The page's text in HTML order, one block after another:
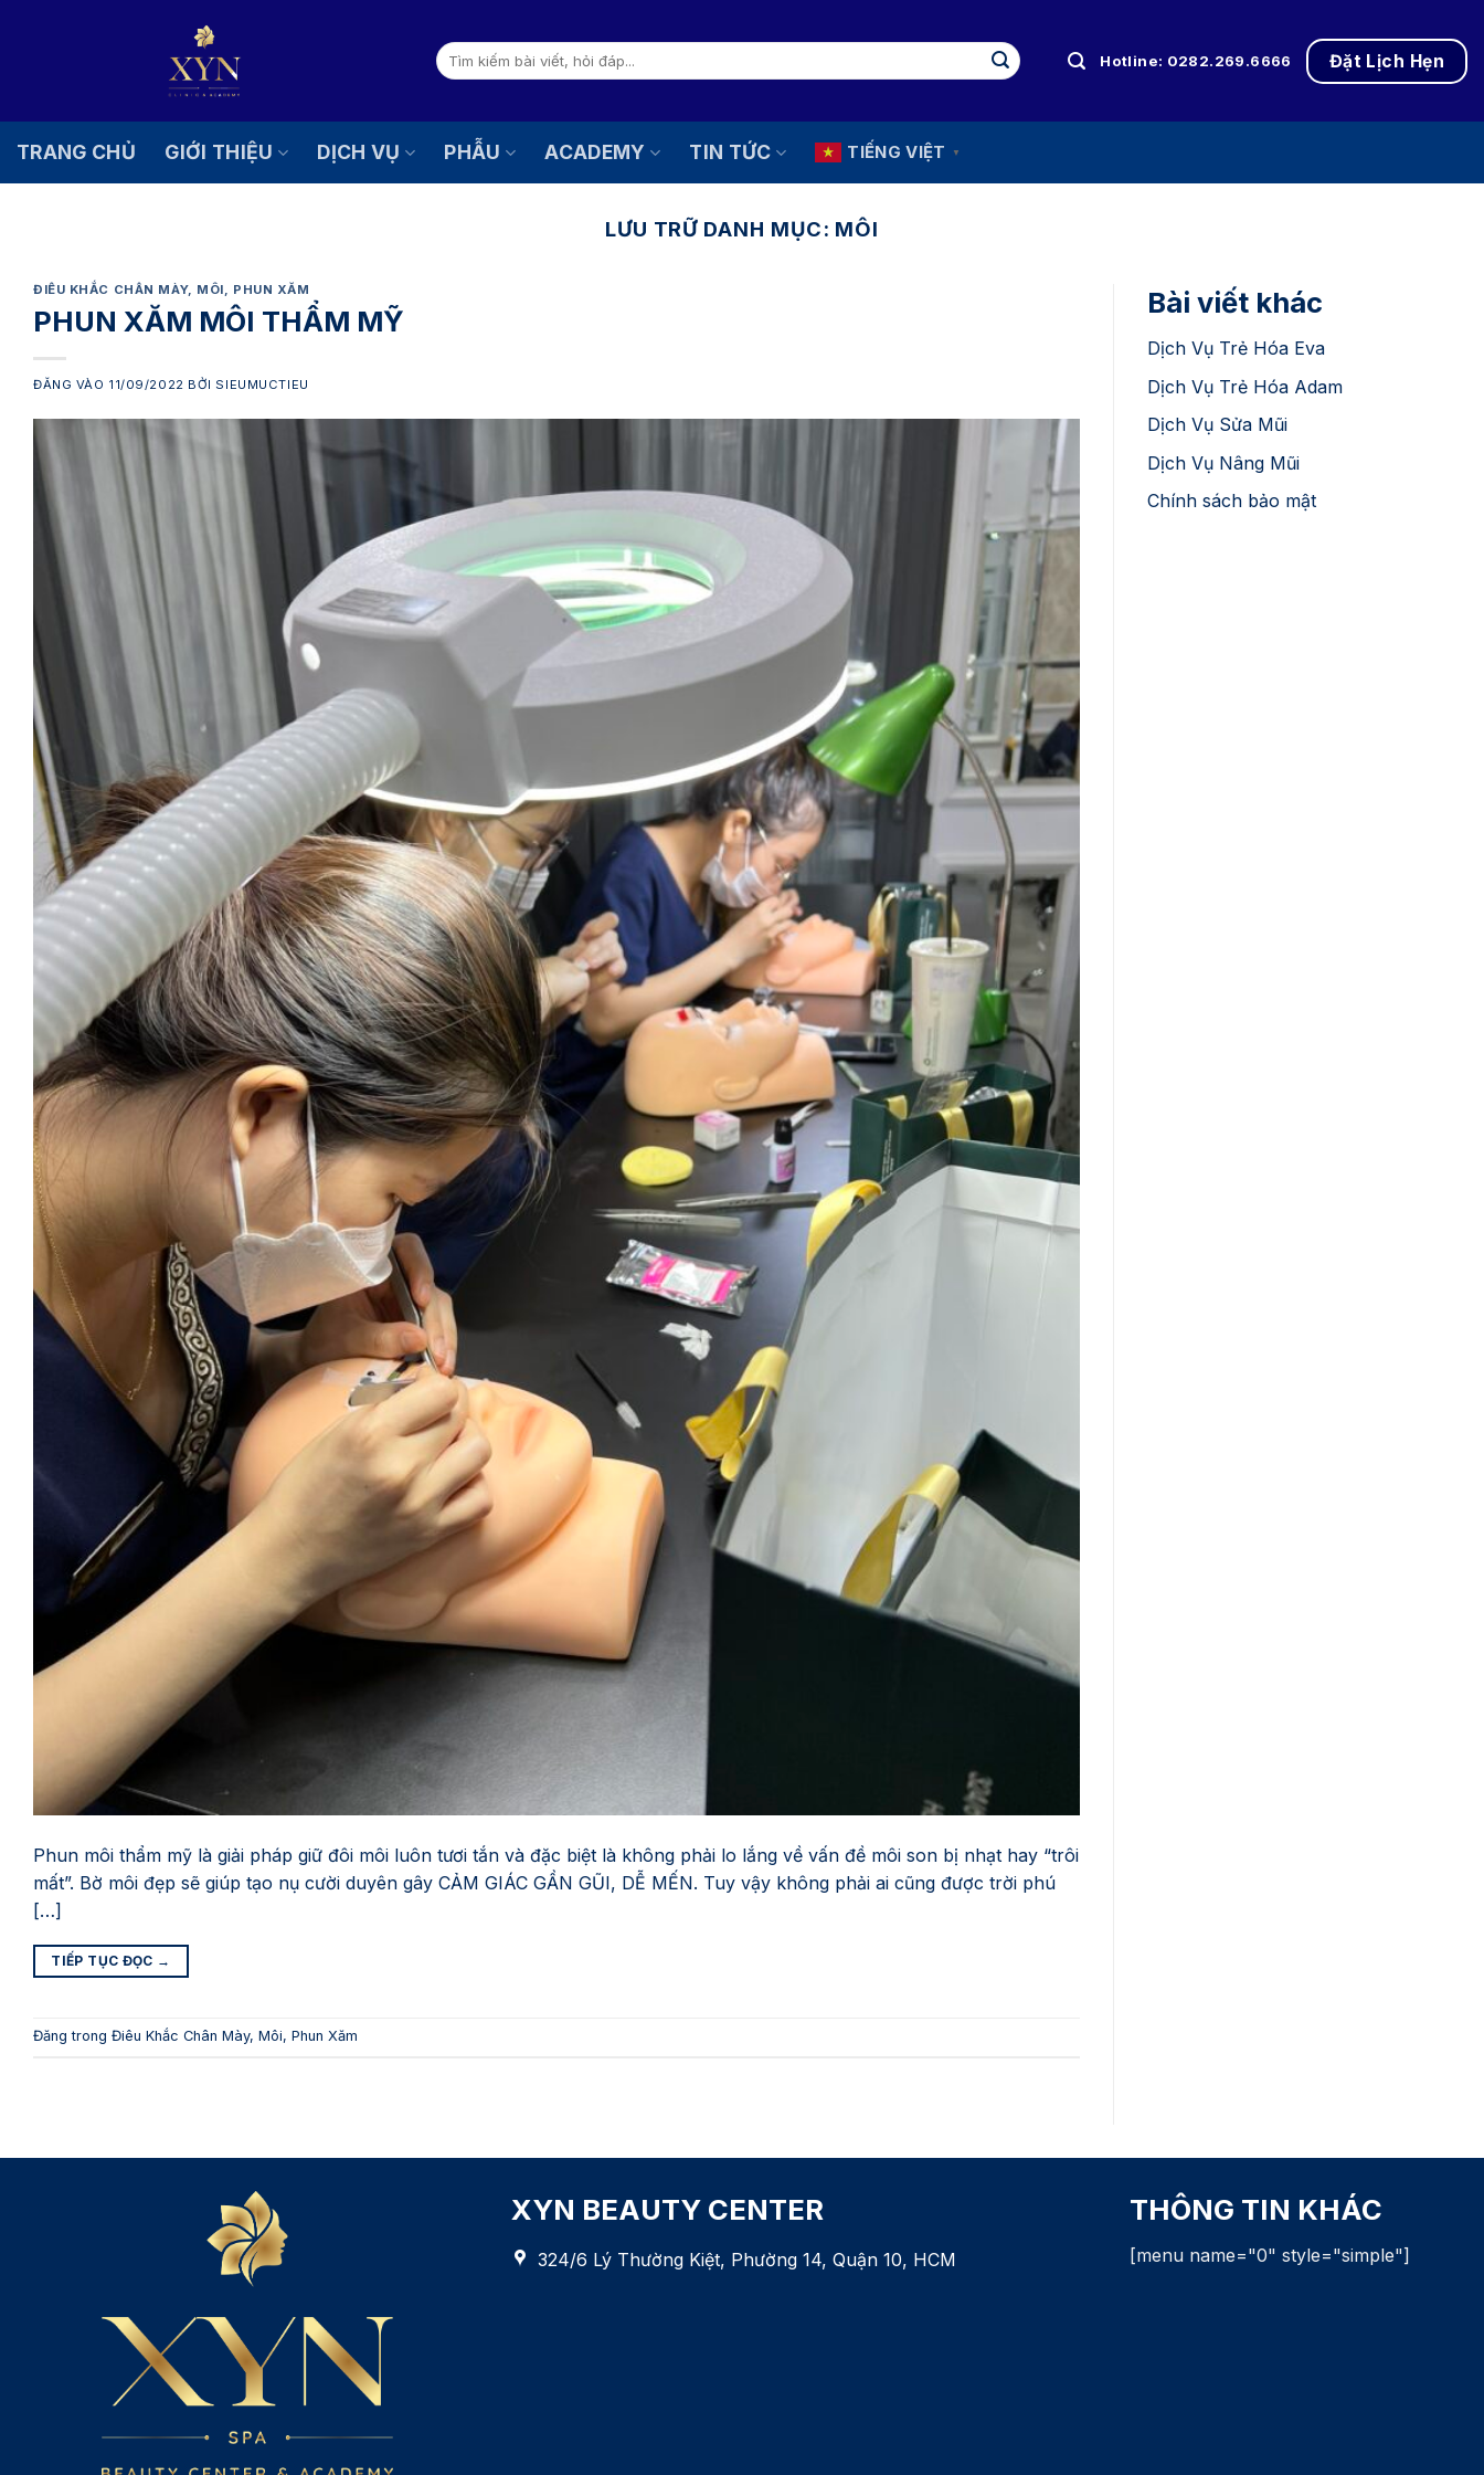
Tìm
kiếm:
Hotline: 0282.269.6666 Đặt Lịch Hẹn
TRANG CHỦ GIỚI THIỆU DỊCH VỤ PHẪU ACADEMY TIN TỨC TIẾNG VIỆT ▼
LƯU TRỮ DANH MỤC: MÔI
ĐIÊU KHẮC CHÂN MÀY, MÔI, PHUN XĂM
PHUN XĂM MÔI THẨM MỸ
ĐĂNG VÀO 11/09/2022 BỞI SIEUMUCTIEU
Phun môi thẩm mỹ là giải pháp giữ đôi môi luôn tươi tắn và đặc biệt là không phải lo lắng về vấn đề môi son bị nhạt hay “trôi
mất”. Bờ môi đẹp sẽ giúp tạo nụ cười duyên gây CẢM GIÁC GẦN GŨI, DỄ MẾN. Tuy vậy không phải ai cũng được trời phú
[…]
TIẾP TỤC ĐỌC →
Đăng trong Điêu Khắc Chân Mày, Môi, Phun Xăm
Bài viết khác
Dịch Vụ Trẻ Hóa Eva
Dịch Vụ Trẻ Hóa Adam
Dịch Vụ Sửa Mũi
Dịch Vụ Nâng Mũi
Chính sách bảo mật
XYN BEAUTY CENTER
324/6 Lý Thường Kiệt, Phường 14, Quận 10, HCM
THÔNG TIN KHÁC
[menu name="0" style="simple"]